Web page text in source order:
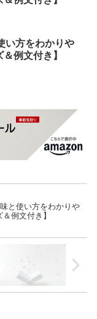
い方をわかりや
例文付き】
と使い方をわかりや
例文付き】